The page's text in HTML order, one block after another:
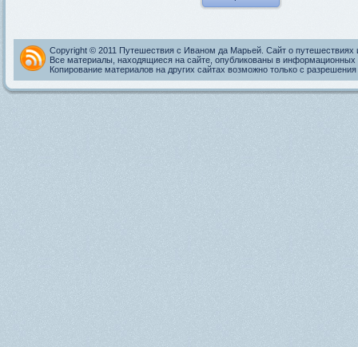
Copyright © 2011 Путешествия с Иваном да Марьей. Сайт о путешествиях
Все материалы, находящиеся на сайте, опубликованы в информационных
Копирование материалов на других сайтах возможно только с разрешения